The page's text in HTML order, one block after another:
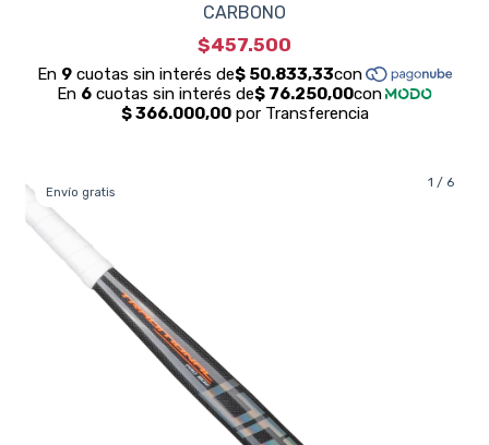
CARBONO
$457.500
1 / 6
Envío gratis